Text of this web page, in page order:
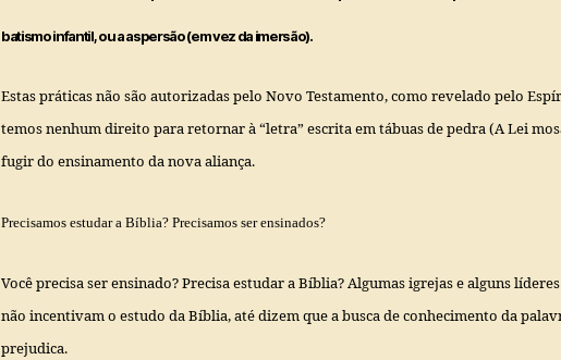
batismo infantil, ou a aspersão (em vez da imersão).
Estas práticas não são autorizadas pelo Novo Testamento, como revelado pelo
temos nenhum direito para retornar à “letra” escrita em tábuas de pedra (A Lei
fugir do ensinamento da nova aliança.
Precisamos estudar a Bíblia? Precisamos ser ensinados?
Você precisa ser ensinado? Precisa estudar a Bíblia? Algumas igrejas e alguns
não incentivam o estudo da Bíblia, até dizem que a busca de conhecimento da
prejudica.